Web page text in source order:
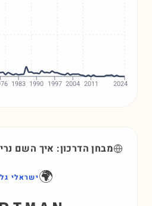
1983 1990 1997 2004 2011 2024
מבחן הדרכון: איך השם
🌍ישראלי